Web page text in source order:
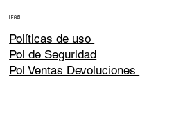
LEGAL
Políticas de uso
Pol de Seguridad
Pol Ventas Devoluciones